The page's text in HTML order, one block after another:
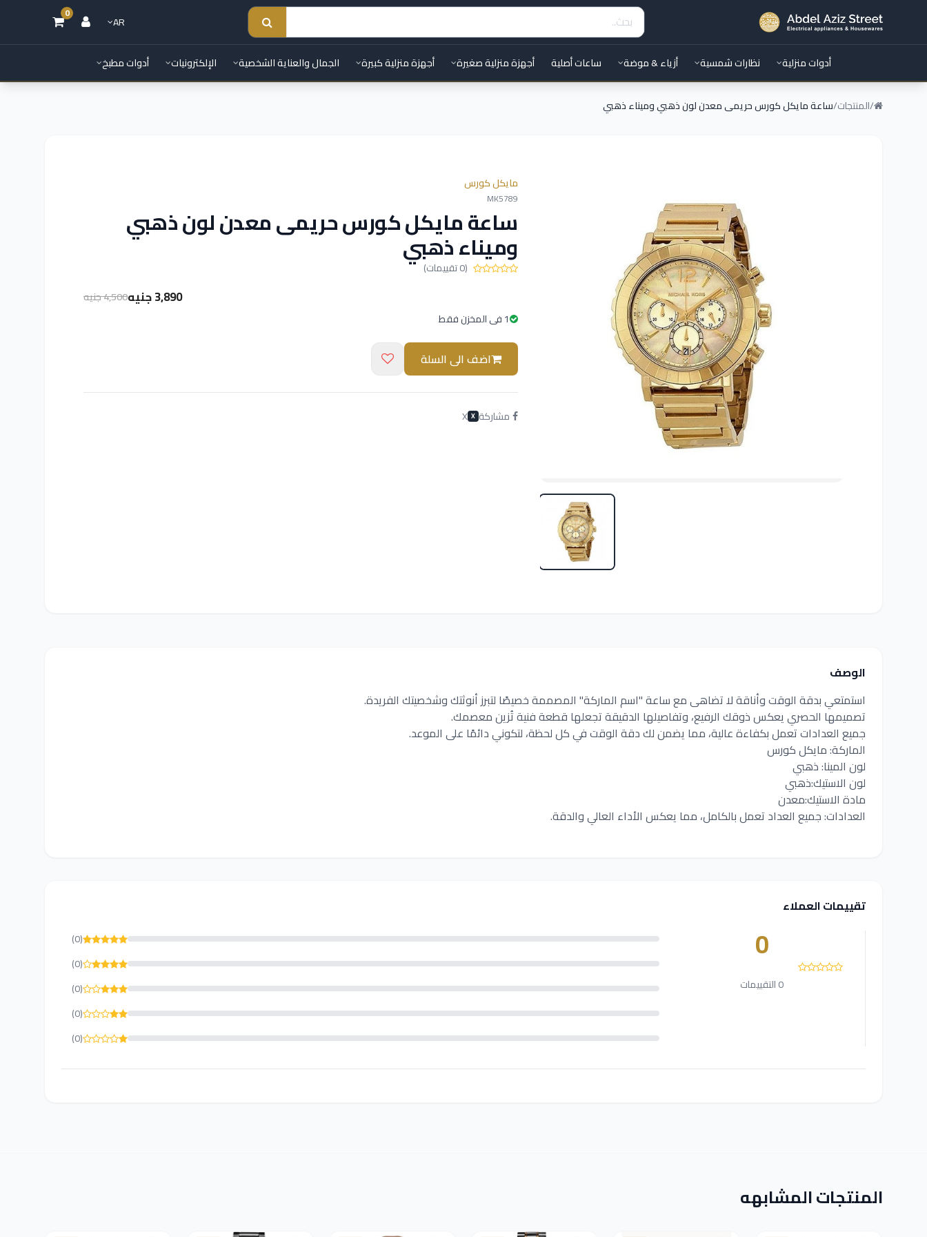
AR
0
أدوات منزلية نظارات شمسية أزياء & موضة ساعات أصلية أجهزة منزلية صغيرة أجهزة منزلية كبيرة الجمال والعناية الشخصية الإلكترونيات أدوات مطبخ
/المنتجات/ساعة مايكل كورس حريمى معدن لون ذهبي وميناء ذهبي
مايكل كورس
MK5789
ساعة مايكل كورس حريمى معدن لون ذهبي
وميناء ذهبي
(0 تقييمات)
3,890 جنيه 4,500 جنيه
1 فى المخزن فقط
اضف الى السلة
مشاركة X
X
الوصف
استمتعي بدقة الوقت وأناقة لا تضاهى مع ساعة "اسم الماركة" المصممة خصيصًا لتبرز أنوثتك وشخصيتك الفريدة.
تصميمها الحصري يعكس ذوقك الرفيع، وتفاصيلها الدقيقة تجعلها قطعة فنية تُزين معصمك.
جميع العدادات تعمل بكفاءة عالية، مما يضمن لك دقة الوقت في كل لحظة، لتكوني دائمًا على الموعد.
الماركة: مايكل كورس
لون المينا: ذهبي
لون الاستيك:ذهبي
مادة الاستيك:معدن
العدادات: جميع العداد تعمل بالكامل، مما يعكس الأداء العالي والدقة.
تقييمات العملاء
0
0 التقييمات
(0)
(0)
(0)
(0)
(0)
المنتجات المشابهه